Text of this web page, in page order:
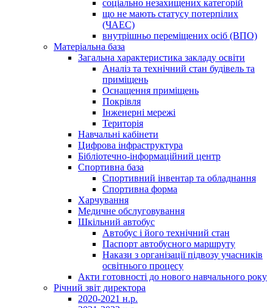
соціально незахищених категорій
що не мають статусу потерпілих
(ЧАЕС)
внутрішньо переміщених осіб (ВПО)
Матеріальна база
Загальна характеристика закладу освіти
Аналіз та технічний стан будівель та
приміщень
Оснащення приміщень
Покрівля
Інженерні мережі
Територія
Навчальні кабінети
Цифрова інфраструктура
Бібліотечно-інформаційний центр
Спортивна база
Спортивний інвентар та обладнання
Спортивна форма
Харчування
Медичне обслуговування
Шкільний автобус
Автобус і його технічний стан
Паспорт автобусного маршруту
Накази з організації підвозу учасників
освітнього процесу
Акти готовності до нового навчального року
Річний звіт директора
2020-2021 н.р.